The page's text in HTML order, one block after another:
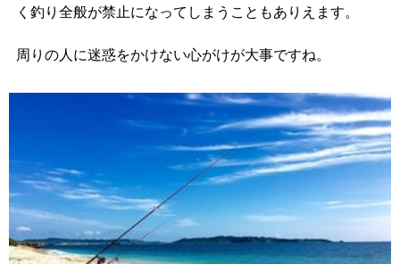
く釣り全般が禁止になってしまうこともありえます。
周りの人に迷惑をかけない心がけが大事ですね。